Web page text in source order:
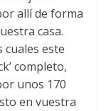
allí de forma
casa.
cuales este
completo,
unos 170
en vuestra